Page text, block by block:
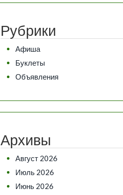
Рубрики
Афиша
Буклеты
Объявления
Архивы
Август 2026
Июль 2026
Июнь 2026